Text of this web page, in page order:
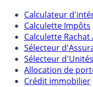
Calculateur
Calculette Impôts
Calculette Rachat
Sélecteur
Sélecteur
Allocation de
Crédit immobilier